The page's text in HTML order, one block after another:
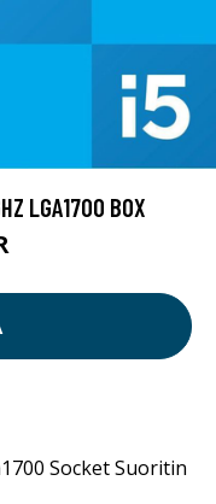
LGA1700 BOX